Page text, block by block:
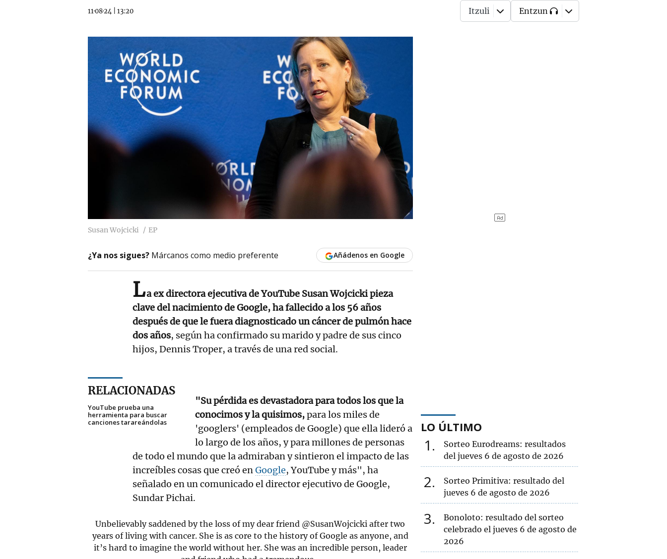
11·08·24 13:20 Itzuli Entzun
Susan Wojcicki EP
¿Ya nos sigues? Márcanos como medio preferente Añádenos en Google
La ex directora ejecutiva de YouTube Susan Wojcicki pieza
clave del nacimiento de Google, ha fallecido a los 56 años
después de que le fuera diagnosticado un cáncer de pulmón hace
dos años, según ha confirmado su marido y padre de sus cinco
hijos, Dennis Troper, a través de una red social.
RELACIONADAS
YouTube prueba una
herramienta para buscar
canciones tarareándolas
"Su pérdida es devastadora para todos los que la
conocimos y la quisimos,para los miles de
'googlers' (empleados de Google) que ella lideró a
lo largo de los años, y para millones de personas
de todo el mundo que la admiraban y sintieron el impacto de las
increíbles cosas que creó enGoogle, YouTube y más", ha
señalado en un comunicado el director ejecutivo de Google,
Sundar Pichai.
Unbelievably saddened by the loss of my dear friend @SusanWojcicki after two
years of living with cancer. She is as core to the history of Google as anyone, and
it’s hard to imagine the world without her. She was an incredible person, leader
LO ÚLTIMO
1
Sorteo Eurodreams: resultados
del jueves 6 de agosto de 2026
2
Sorteo Primitiva: resultado del
jueves 6 de agosto de 2026
3
Bonoloto: resultado del sorteo
celebrado el jueves 6 de agosto de
2026